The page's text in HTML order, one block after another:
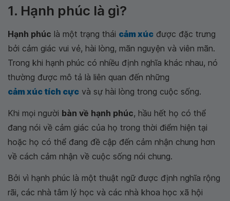
1. Hạnh phúc là gì?
Hạnh phúc là một trạng thái cảm xúc được đặc trưng
bởi cảm giác vui vẻ, hài lòng, mãn nguyện và viên mãn.
Trong khi hạnh phúc có nhiều định nghĩa khác nhau, nó
thường được mô tả là liên quan đến những
cảm xúc tích cực và sự hài lòng trong cuộc sống.
Khi mọi người bàn về hạnh phúc, hầu hết họ có thể
đang nói về cảm giác của họ trong thời điểm hiện tại
hoặc họ có thể đang đề cập đến cảm nhận chung hơn
về cách cảm nhận về cuộc sống nói chung.
Bởi vì hạnh phúc là một thuật ngữ được định nghĩa rộng
rãi, các nhà tâm lý học và các nhà khoa học xã hội